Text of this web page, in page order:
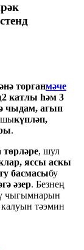
торганмәче
2 катлы һәм 3
чыдам, агып
күпләп,
.
төрләре, шул
яссы аскы
басмасыбу
әзер. Безнең
чыгымнарын
тәэмин